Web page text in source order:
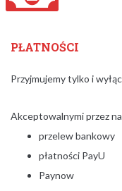
PŁATNOŚCI
Przyjmujemy tylko i
Akceptowalnymi przez
przelew bankowy
płatności PayU
Paynow